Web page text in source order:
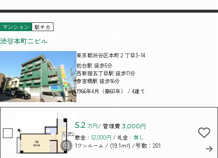
マンション 駅チカ
渋谷本町二ビル
東京都渋谷区本町２丁目3-14
初台駅 徒歩5分
西新宿五丁目駅 徒歩11分
参宮橋駅 徒歩16分
1966年4月（築60年） / 4建て
5.2 万円/ 管理費 3,000円
敷金：52,000円 / 礼金： 無し
1ワンルーム / (19.1m²) /号数：201